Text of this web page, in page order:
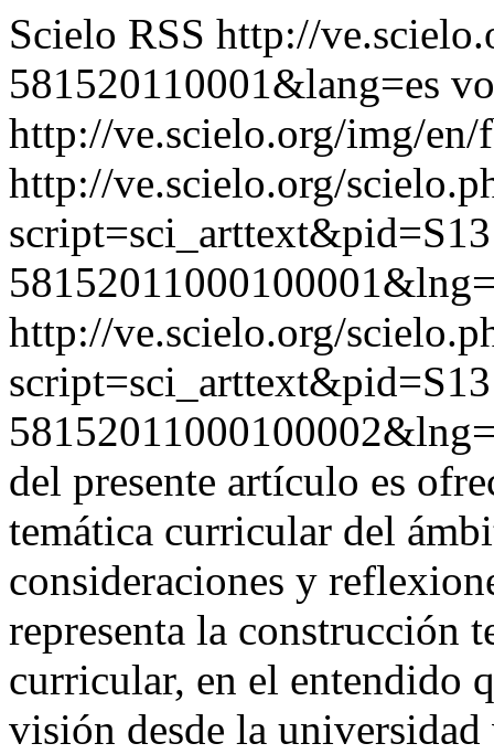
Scielo RSS http://
581520110001&lang=es
http://ve.scielo.org/img/
http://ve.scielo.org/
http://ve.scielo.org/
del presente artículo es
temática curricular del
consideraciones y
representa la construcción
curricular, en el entendido
visión desde la